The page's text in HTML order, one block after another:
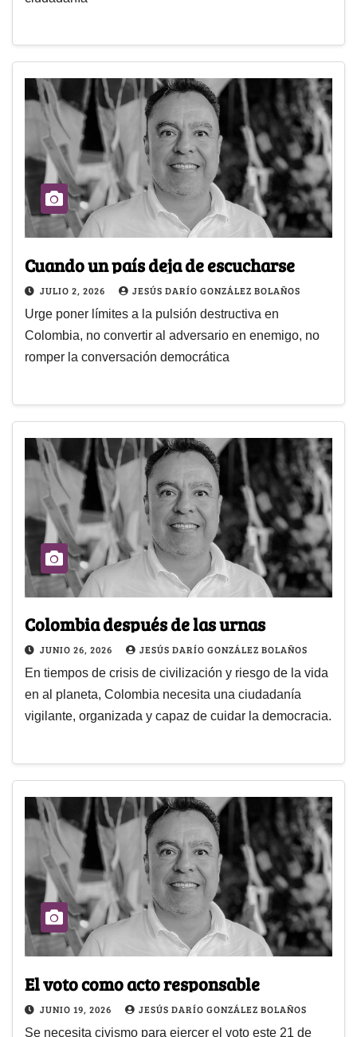
Cuando un país deja de escucharse
JULIO 2, 2026 JESÚS DARÍO GONZÁLEZ BOLAÑOS
Urge poner límites a la pulsión destructiva en
Colombia, no convertir al adversario en enemigo, no
romper la conversación democrática
Colombia después de las urnas
JUNIO 26, 2026 JESÚS DARÍO GONZÁLEZ BOLAÑOS
En tiempos de crisis de civilización y riesgo de la vida
en al planeta, Colombia necesita una ciudadanía
vigilante, organizada y capaz de cuidar la democracia.
El voto como acto responsable
JUNIO 19, 2026 JESÚS DARÍO GONZÁLEZ BOLAÑOS
Se necesita civismo para ejercer el voto este 21 de